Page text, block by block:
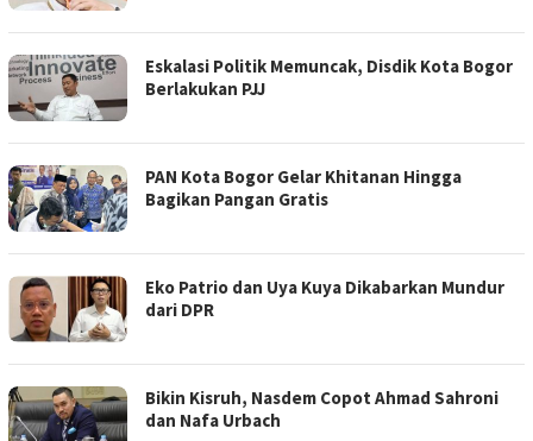
Eskalasi Politik Memuncak, Disdik Kota Bogor
Berlakukan PJJ
PAN Kota Bogor Gelar Khitanan Hingga
Bagikan Pangan Gratis
Eko Patrio dan Uya Kuya Dikabarkan Mundur
dari DPR
Bikin Kisruh, Nasdem Copot Ahmad Sahroni
dan Nafa Urbach